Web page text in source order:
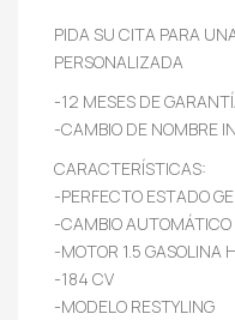
PIDA SU CITA PARA
PERSONALIZADA
-12 MESES DE
-CAMBIO DE NOMBRE
CARACTERÍSTICAS:
-PERFECTO ESTADO
-CAMBIO
-MOTOR 1.5 GASOLINA
-184 CV
-MODELO RESTYLING